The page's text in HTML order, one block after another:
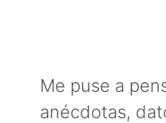
Me puse a
anécdotas,